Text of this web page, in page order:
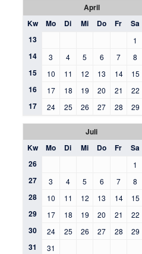
April
Kw
Mo Di Mi Do Fr Sa
13
1
14 3 4 5 6 7 8
15 10 11 12 13 14 15
16 17 18 19 20 21 22
17 24 25 26 27 28 29
Juli
Kw
Mo Di Mi Do Fr Sa
26
1
27 3 4 5 6 7 8
28 10 11 12 13 14 15
29 17 18 19 20 21 22
30 24 25 26 27 28 29
31 31